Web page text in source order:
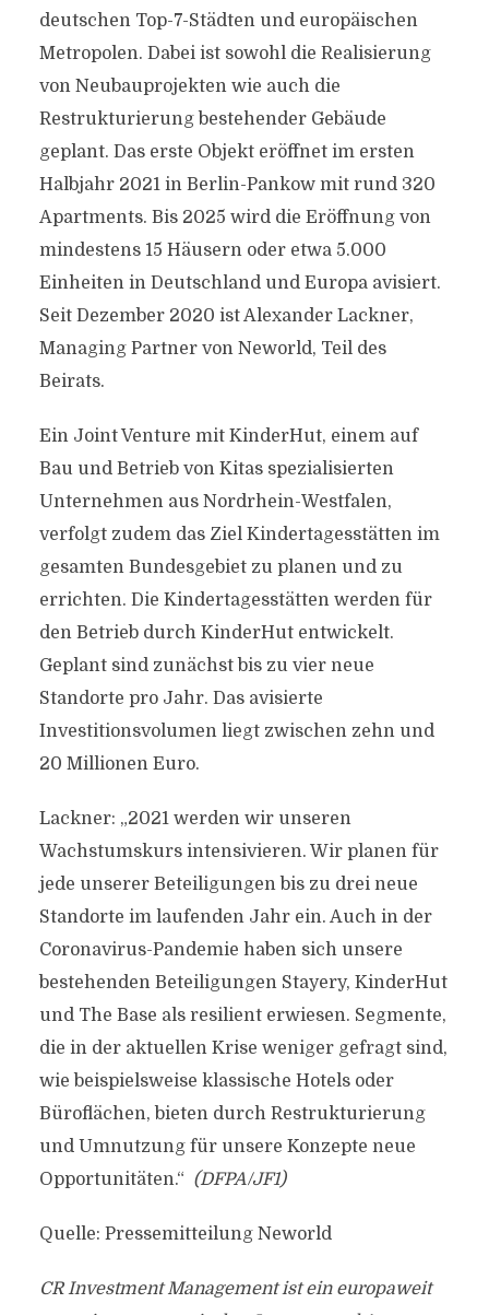
deutschen Top-7-Städten und europäischen
Metropolen. Dabei ist sowohl die Realisierung
von Neubauprojekten wie auch die
Restrukturierung bestehender Gebäude
geplant. Das erste Objekt eröffnet im ersten
Halbjahr 2021 in Berlin-Pankow mit rund 320
Apartments. Bis 2025 wird die Eröffnung von
mindestens 15 Häusern oder etwa 5.000
Einheiten in Deutschland und Europa avisiert.
Seit Dezember 2020 ist Alexander Lackner,
Managing Partner von Neworld, Teil des
Beirats.
Ein Joint Venture mit KinderHut, einem auf
Bau und Betrieb von Kitas spezialisierten
Unternehmen aus Nordrhein-Westfalen,
verfolgt zudem das Ziel Kindertagesstätten im
gesamten Bundesgebiet zu planen und zu
errichten. Die Kindertagesstätten werden für
den Betrieb durch KinderHut entwickelt.
Geplant sind zunächst bis zu vier neue
Standorte pro Jahr. Das avisierte
Investitionsvolumen liegt zwischen zehn und
20 Millionen Euro.
Lackner: „2021 werden wir unseren
Wachstumskurs intensivieren. Wir planen für
jede unserer Beteiligungen bis zu drei neue
Standorte im laufenden Jahr ein. Auch in der
Coronavirus-Pandemie haben sich unsere
bestehenden Beteiligungen Stayery, KinderHut
und The Base als resilient erwiesen. Segmente,
die in der aktuellen Krise weniger gefragt sind,
wie beispielsweise klassische Hotels oder
Büroflächen, bieten durch Restrukturierung
und Umnutzung für unsere Konzepte neue
Opportunitäten.“ (DFPA/JF1)
Quelle: Pressemitteilung Neworld
CR Investment Management ist ein europaweit